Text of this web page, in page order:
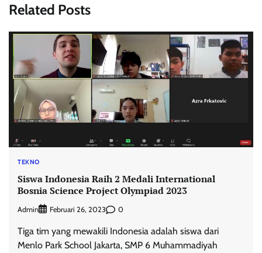
Related Posts
TEKNO
Siswa Indonesia Raih 2 Medali International
Bosnia Science Project Olympiad 2023
Admin Februari 26, 2023 0
Tiga tim yang mewakili Indonesia adalah siswa dari
Menlo Park School Jakarta, SMP 6 Muhammadiyah